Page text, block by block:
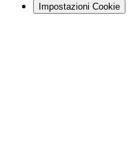
Impostazioni Cookie